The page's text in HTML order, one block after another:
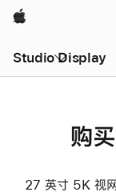
Apple
Studio Display
购
27 英寸 5K 视